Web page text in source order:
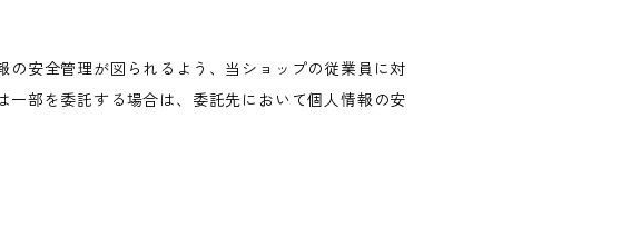
安全管理が図られるよう、当ショップの従業員に対
部を委託する場合は、委託先において個人情報の安